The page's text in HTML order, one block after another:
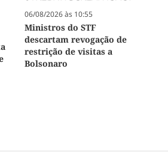
06/08/2026 às 10:55
Ministros do STF
descartam revogação de
restrição de visitas a
Bolsonaro